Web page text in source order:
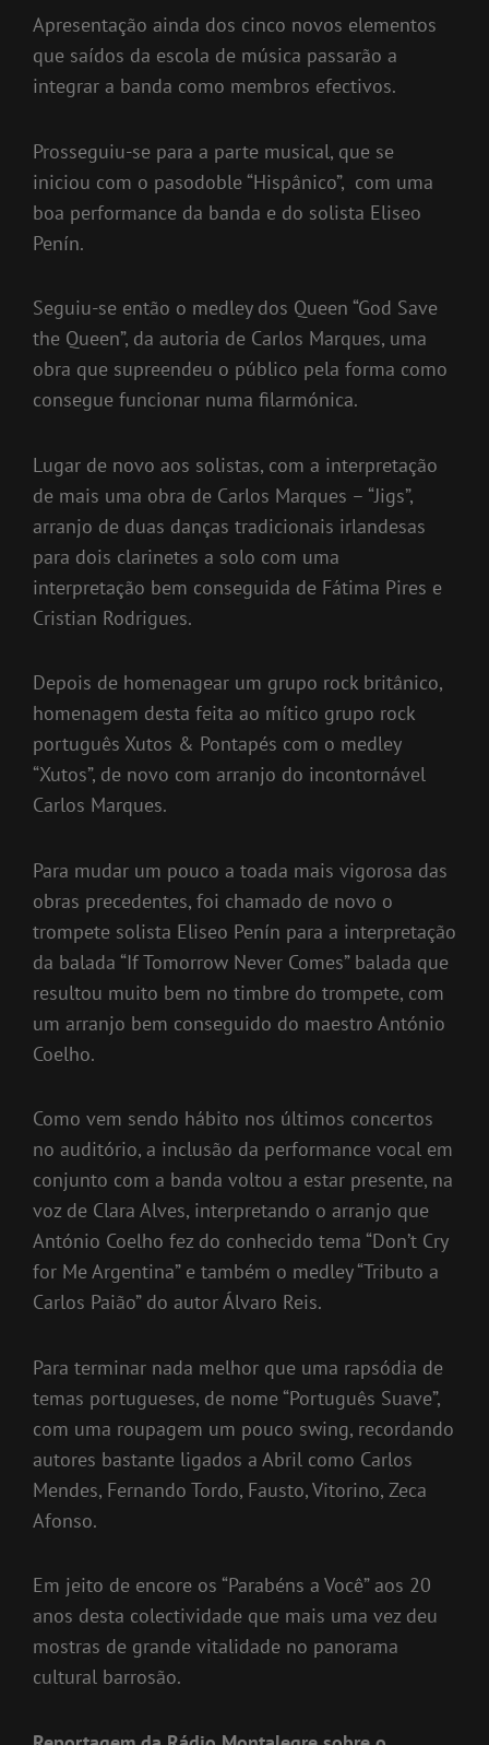
Apresentação ainda dos cinco novos elementos
que saídos da escola de música passarão a
integrar a banda como membros efectivos.
Prosseguiu-se para a parte musical, que se
iniciou com o pasodoble “Hispânico”, com uma
boa performance da banda e do solista Eliseo
Penín.
Seguiu-se então o medley dos Queen “God Save
the Queen”, da autoria de Carlos Marques, uma
obra que supreendeu o público pela forma como
consegue funcionar numa filarmónica.
Lugar de novo aos solistas, com a interpretação
de mais uma obra de Carlos Marques – “Jigs”,
arranjo de duas danças tradicionais irlandesas
para dois clarinetes a solo com uma
interpretação bem conseguida de Fátima Pires e
Cristian Rodrigues.
Depois de homenagear um grupo rock britânico,
homenagem desta feita ao mítico grupo rock
português Xutos & Pontapés com o medley
“Xutos”, de novo com arranjo do incontornável
Carlos Marques.
Para mudar um pouco a toada mais vigorosa das
obras precedentes, foi chamado de novo o
trompete solista Eliseo Penín para a interpretação
da balada “If Tomorrow Never Comes” balada que
resultou muito bem no timbre do trompete, com
um arranjo bem conseguido do maestro António
Coelho.
Como vem sendo hábito nos últimos concertos
no auditório, a inclusão da performance vocal em
conjunto com a banda voltou a estar presente, na
voz de Clara Alves, interpretando o arranjo que
António Coelho fez do conhecido tema “Don’t Cry
for Me Argentina” e também o medley “Tributo a
Carlos Paião” do autor Álvaro Reis.
Para terminar nada melhor que uma rapsódia de
temas portugueses, de nome “Português Suave”,
com uma roupagem um pouco swing, recordando
autores bastante ligados a Abril como Carlos
Mendes, Fernando Tordo, Fausto, Vitorino, Zeca
Afonso.
Em jeito de encore os “Parabéns a Você” aos 20
anos desta colectividade que mais uma vez deu
mostras de grande vitalidade no panorama
cultural barrosão.